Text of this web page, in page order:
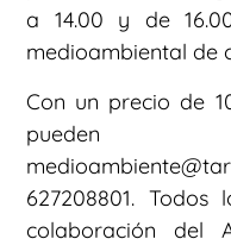
a 14.00 y de
medioambiental de
Con un precio de
pueden
627208801.
colaboración del